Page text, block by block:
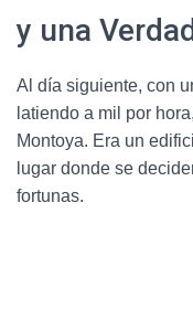
y una
Al día siguiente, con
latiendo a mil por
Montoya. Era un
lugar donde se
fortunas.